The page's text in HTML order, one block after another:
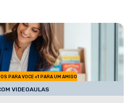
PARA VOCE +1 PARA UM AMIGO
VIDEOAULAS